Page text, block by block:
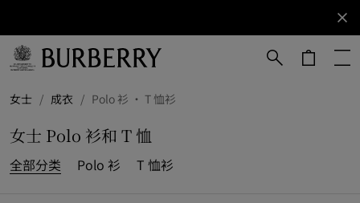
订阅获取
Burberry
品牌资
女士 / 成衣 / Polo 衫 · T 恤衫
女士 Polo 衫和 T 恤
全部分类 Polo 衫 T 恤衫